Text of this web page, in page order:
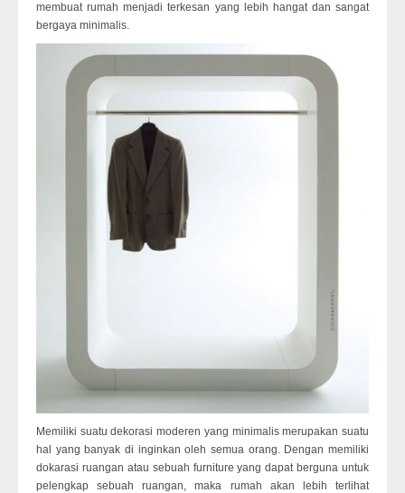
membuat rumah menjadi terkesan yang lebih hangat dan sangat
bergaya minimalis.
Memiliki suatu dekorasi moderen yang minimalis merupakan suatu
hal yang banyak di inginkan oleh semua orang. Dengan memiliki
dokarasi ruangan atau sebuah furniture yang dapat berguna untuk
pelengkap sebuah ruangan, maka rumah akan lebih terlihat